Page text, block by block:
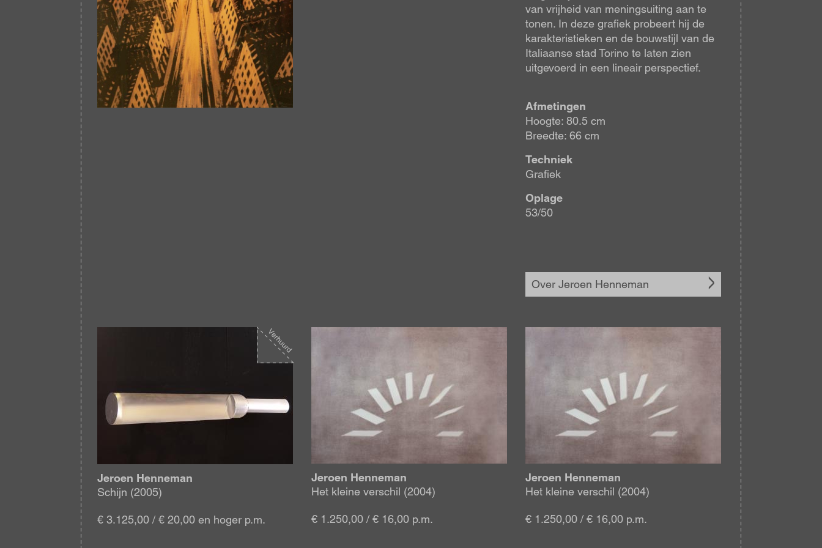
van vrijheid van meningsuiting aan te
tonen. In deze grafiek probeert hij de
karakteristieken en de bouwstijl van de
Italiaanse stad Torino te laten zien
uitgevoerd in een lineair perspectief.
Afmetingen
Hoogte: 80.5 cm
Breedte: 66 cm
Techniek
Grafiek
Oplage
53/50
Over Jeroen Henneman
Jeroen Henneman
Schijn (2005)
€ 3.125,00 / € 20,00 en hoger p.m.
Jeroen Henneman
Het kleine verschil (2004)
€ 1.250,00 / € 16,00 p.m.
Jeroen Henneman
Het kleine verschil (2004)
€ 1.250,00 / € 16,00 p.m.